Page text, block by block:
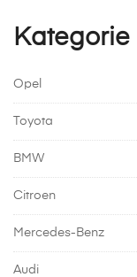
Kategorie
Opel
Toyota
BMW
Citroen
Mercedes-Benz
Audi